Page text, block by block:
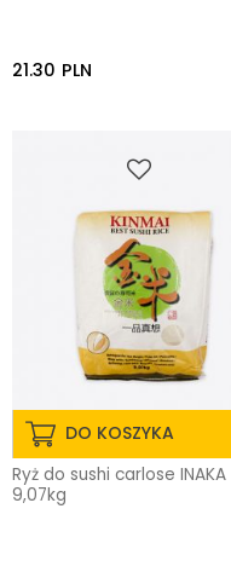
21.30 PLN
DO KOSZYKA
Ryż do sushi carlose INAKA
9,07kg